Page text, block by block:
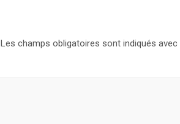
Les champs obligatoires sont indiqués avec